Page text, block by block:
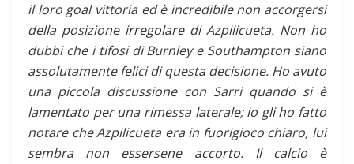
il loro goal vittoria ed è incredibile non accorgersi
della posizione irregolare di Azpilicueta. Non ho
dubbi che i tifosi di Burnley e Southampton siano
assolutamente felici di questa decisione. Ho avuto
una piccola discussione con Sarri quando si è
lamentato per una rimessa laterale; io gli ho fatto
notare che Azpilicueta era in fuorigioco chiaro, lui
sembra non essersene accorto. Il calcio è